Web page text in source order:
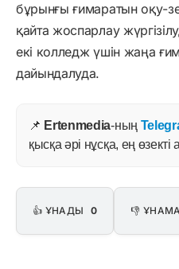
бұрынғы ғимаратын оқу-
қайта жоспарлау
екі колледж үшін жаңа
дайындалуда.
📌 Ertenmedia-ның
қысқа әрі нұсқа, ең
👍 ҰНАДЫ 0 👎